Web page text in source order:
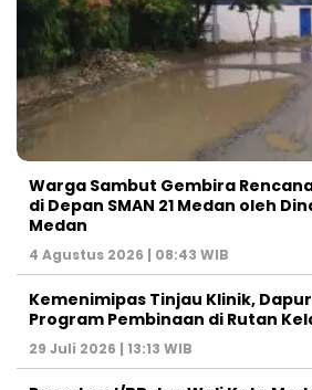
Warga Sambut Gembira
di Depan SMAN 21 Medan oleh
Medan
4 Agustus 2026 | 08:43 WIB
Kemenimipas Tinjau Klinik,
Program Pembinaan di Rutan
29 Juli 2026 | 13:13 WIB